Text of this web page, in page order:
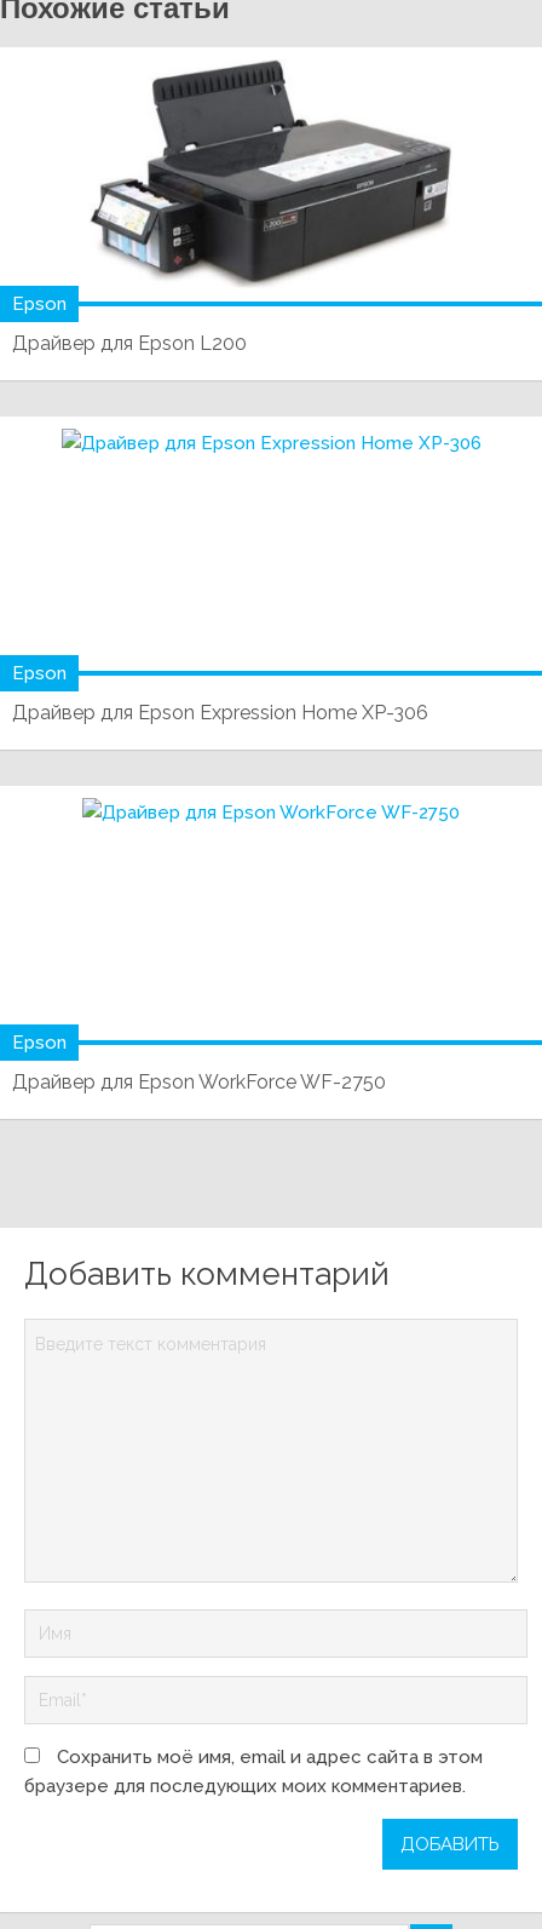
Похожие статьи
Epson
Драйвер для Epson L200
Epson
Драйвер для Epson Expression Home XP-306
Epson
Драйвер для Epson WorkForce WF-2750
Добавить комментарий
Сохранить моё имя, email и адрес сайта в этом
браузере для последующих моих комментариев.